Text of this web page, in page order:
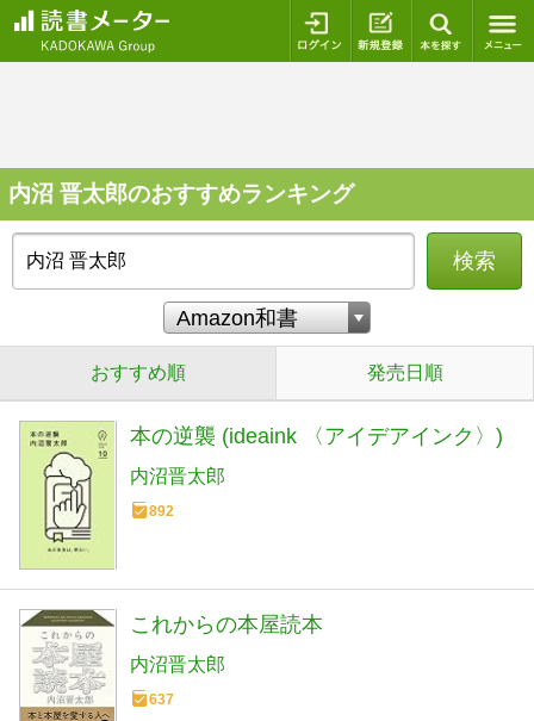
ログイン 新規登録
内沼 晋太郎のおすすめランキング
検索
おすすめ順 発売日順
本の逆襲 (ideaink 〈アイデアインク〉)
内沼晋太郎
892
これからの本屋読本
内沼晋太郎
637